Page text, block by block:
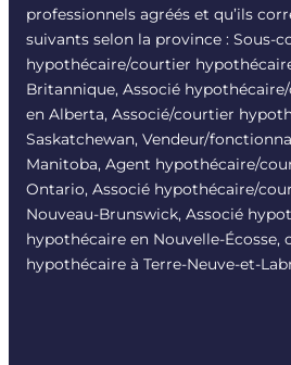
professionnels agréés et qu’ils
suivants selon la province : Sous-
hypothécaire/courtier
Britannique, Associé
en Alberta, Associé/courtier
Saskatchewan, Vendeur/
Manitoba, Agent hypothécaire/
Ontario, Associé hypothécaire/
Nouveau-Brunswick, Associé
hypothécaire en Nouvelle-Écosse,
hypothécaire à Terre-Neuve-et-